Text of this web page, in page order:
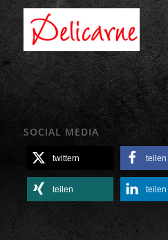
SOCIAL MEDIA
twittern teilen
teilen teilen